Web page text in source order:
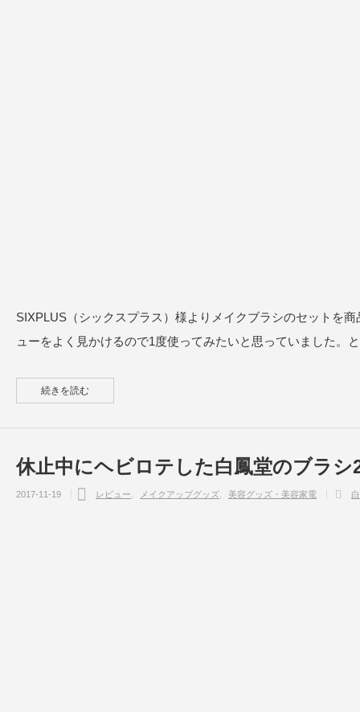
SIXPLUS（シックスプラス）様よりメイクブラシのセットを
ューをよく見かけるので1度使ってみたいと思っていました
続きを読む
休止中にヘビロテした白鳳堂のブラシ
2017-11-19 レビュー メイクアップグッズ 美容グッズ・美容家電